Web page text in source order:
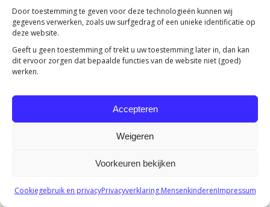
Door toestemming te geven voor deze technologieën kunnen wij
gegevens verwerken, zoals uw surfgedrag of een unieke identificatie op
deze website.
Geeft u geen toestemming of trekt u uw toestemming later in, dan kan
dit ervoor zorgen dat bepaalde functies van de website niet (goed)
werken.
Accepteren
Weigeren
Voorkeuren bekijken
Cookiegebruik en privacyPrivacyverklaring MensenkinderenImpressum